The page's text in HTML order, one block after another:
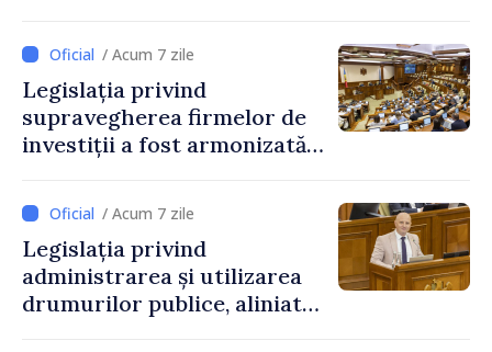
/ Acum 7 zile
Legislația privind
supravegherea firmelor de
investiții a fost armonizată
/ Acum 7 zile
Legislația privind
administrarea și utilizarea
drumurilor publice, aliniată